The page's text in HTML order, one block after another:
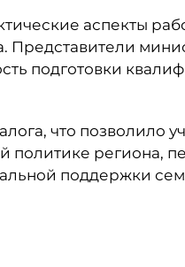
аспекты
Представители
подготовки
что позволило
региона,
поддержки